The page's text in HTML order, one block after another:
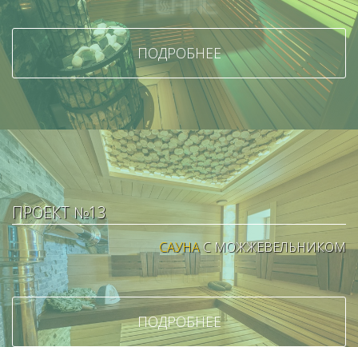
ПОДРОБНЕЕ
ПРОЕКТ №13
САУНАС МОЖЖЕВЕЛЬНИКОМ
ПОДРОБНЕЕ